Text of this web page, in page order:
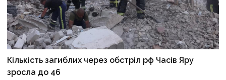
Кількість загиблих через обстріл рф Часів Яру
зросла до 46